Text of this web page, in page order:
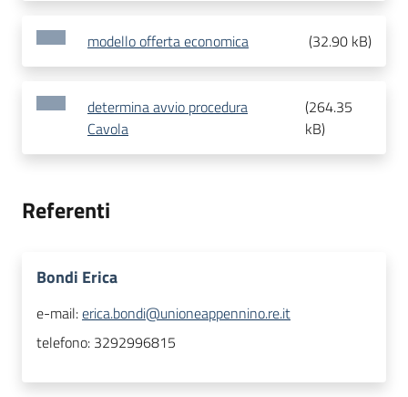
modello offerta economica (32.90 kB)
determina avvio procedura
Cavola
(264.35
kB)
Referenti
Bondi Erica
e-mail:erica.bondi@unioneappennino.re.it
telefono: 3292996815